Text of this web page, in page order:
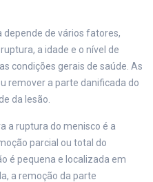
depende de vários fatores,
a idade e o nível de
condições gerais de saúde. As
remover a parte danificada do
da lesão.
a ruptura do menisco é a
parcial ou total do
é pequena e localizada em
a remoção da parte